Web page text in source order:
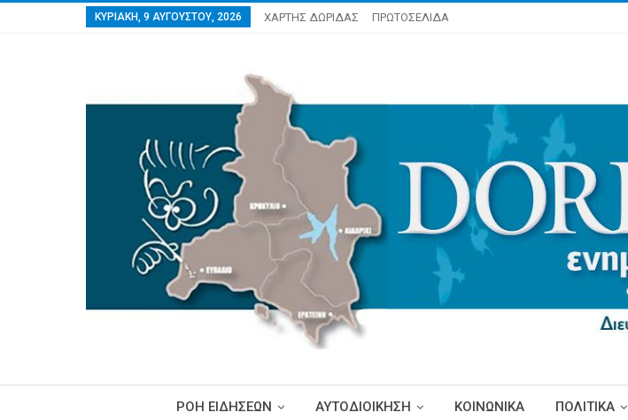
ΚΥΡΙΑΚΉ, 9 ΑΥΓΟΎΣΤΟΥ, 2026 ΧΑΡΤΗΣ ΔΩΡΙΔΑΣ ΠΡΩΤΟΣΕΛΙΔΑ
ΡΟΗ ΕΙΔΗΣΕΩΝ ΑΥΤΟΔΙΟΙΚΗΣΗ ΚΟΙΝΩΝΙΚΑ ΠΟΛΙΤΙΚΑ